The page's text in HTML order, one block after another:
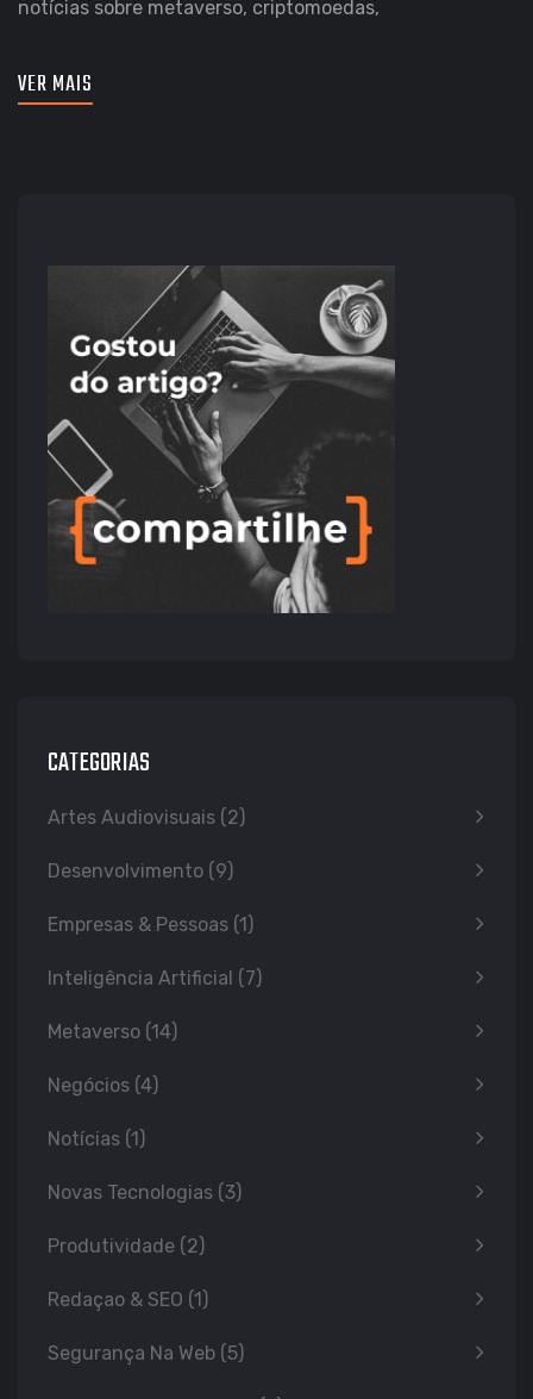
notícias sobre metaverso, criptomoedas,
VER MAIS
CATEGORIAS
Artes Audiovisuais (2)
Desenvolvimento (9)
Empresas & Pessoas (1)
Inteligência Artificial (7)
Metaverso (14)
Negócios (4)
Notícias (1)
Novas Tecnologias (3)
Produtividade (2)
Redaçao & SEO (1)
Segurança Na Web (5)